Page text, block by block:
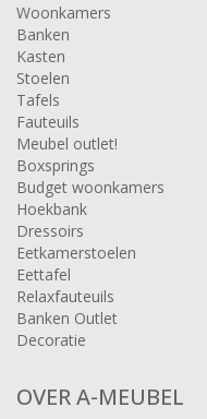
Woonkamers
Banken
Kasten
Stoelen
Tafels
Fauteuils
Meubel outlet!
Boxsprings
Budget woonkamers
Hoekbank
Dressoirs
Eetkamerstoelen
Eettafel
Relaxfauteuils
Banken Outlet
Decoratie
OVER A-MEUBEL